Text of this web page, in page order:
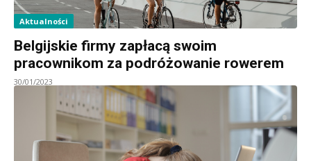
Aktualności
Belgijskie firmy zapłacą swoim
pracownikom za podróżowanie rowerem
30/01/2023